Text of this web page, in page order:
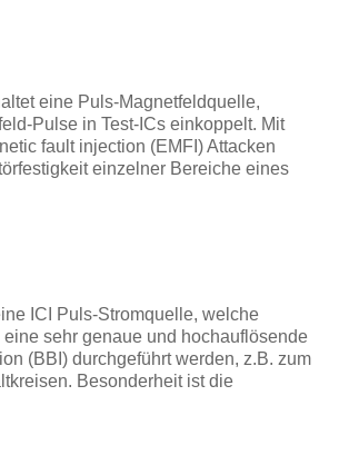
eine Puls-Magnetfeldquelle,
Pulse in Test-ICs einkoppelt. Mit
fault injection (EMFI) Attacken
einzelner Bereiche eines
ICI Puls-Stromquelle, welche
sehr genaue und hochauflösende
(BBI) durchgeführt werden, z.B. zum
Besonderheit ist die